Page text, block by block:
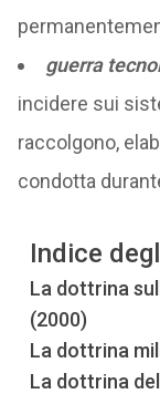
guerra
incidere sui
raccolgono,
condotta
Indice
La dottrina
(2000)
La dottrina
La dottrina